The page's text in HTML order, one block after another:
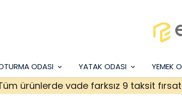
ODASI YATAK ODASI YEMEK
vade farksız 9 taksit fırsatı!